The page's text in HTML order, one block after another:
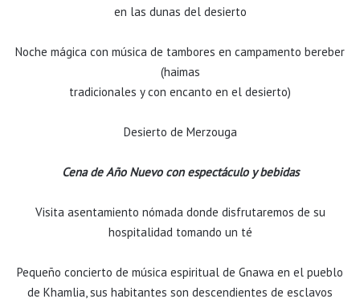
en las dunas del desierto
Noche mágica con música de tambores en campamento bereber
(haimas
tradicionales y con encanto en el desierto)
Desierto de Merzouga
Cena de Año Nuevo con espectáculo y bebidas
Visita asentamiento nómada donde disfrutaremos de su
hospitalidad tomando un té
Pequeño concierto de música espiritual de Gnawa en el pueblo
de Khamlia, sus habitantes son descendientes de esclavos